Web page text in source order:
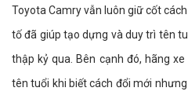
Toyota Camry vẫn luôn giữ cốt
tố đã giúp tạo dựng và duy trì tên
thập kỷ qua. Bên cạnh đó, hãng
tên tuổi khi biết cách đổi mới